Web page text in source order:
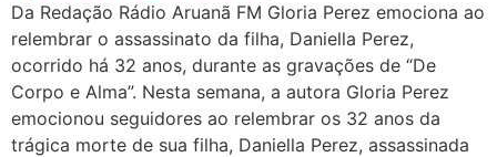
Da Redação Rádio Aruanã FM Gloria Perez emociona ao
relembrar o assassinato da filha, Daniella Perez,
ocorrido há 32 anos, durante as gravações de “De
Corpo e Alma”. Nesta semana, a autora Gloria Perez
emocionou seguidores ao relembrar os 32 anos da
trágica morte de sua filha, Daniella Perez, assassinada